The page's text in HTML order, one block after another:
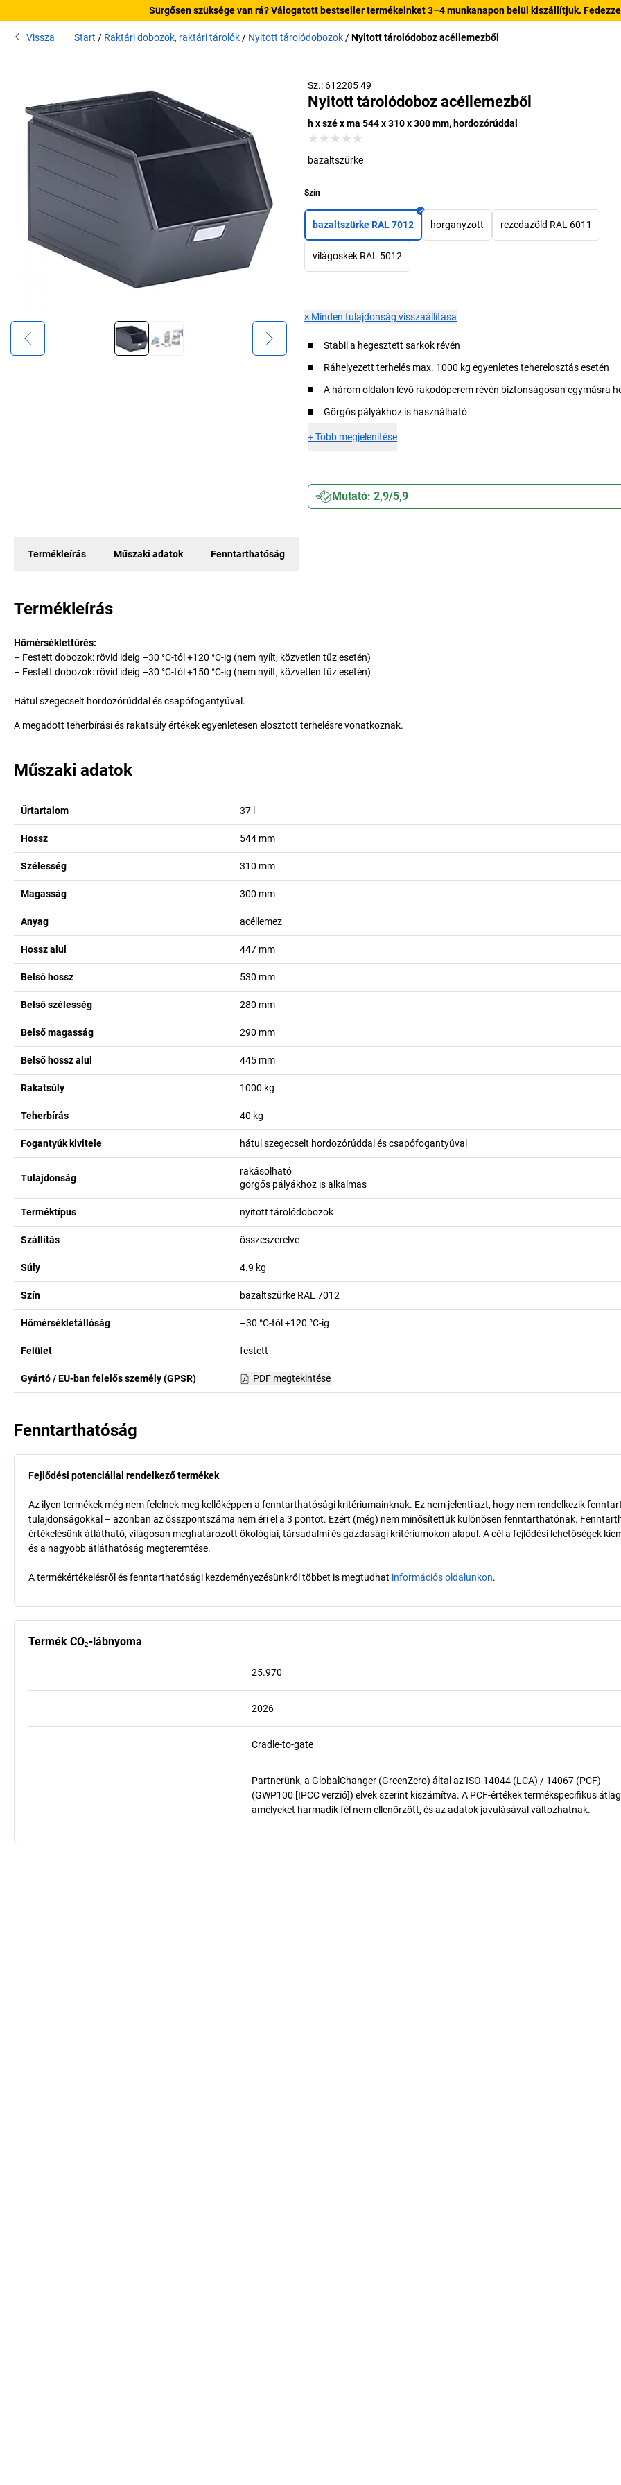
Sürgősen szüksége van rá? Válogatott bestseller termékeinket 3–4 munkanapon belül kiszállítjuk.
Vissza Start Raktári dobozok, raktári tárolók Nyitott tárolódobozok Nyitott tárolódoboz acéllemezből
Sz.: 612285 49
Nyitott tárolódoboz acéllemezből
h x szé x ma 544 x 310 x 300 mm, hordozórúddal
bazaltszürke
Szín
bazaltszürke RAL 7012 horganyzott rezedazöld RAL 6011
világoskék RAL 5012
× Minden tulajdonság visszaállítása
Stabil a hegesztett sarkok révén
Ráhelyezett terhelés max. 1000 kg egyenletes teherelosztás esetén
A három oldalon lévő rakodóperem révén biztonságosan egymásra
Görgős pályákhoz is használható
+Több megjelenítése
Mutató: 2,9/5,9
Termékleírás Műszaki adatok Fenntarthatóság
Termékleírás
Hőmérséklettűrés:
– Festett dobozok: rövid ideig –30 °C-tól +120 °C-ig (nem nyílt, közvetlen tűz esetén)
– Festett dobozok: rövid ideig –30 °C-tól +150 °C-ig (nem nyílt, közvetlen tűz esetén)
Hátul szegecselt hordozórúddal és csapófogantyúval.
A megadott teherbírási és rakatsúly értékek egyenletesen elosztott terhelésre vonatkoznak.
Műszaki adatok
Űrtartalom 37
Hossz 544 mm
Szélesség 310 mm
Magasság 300 mm
Anyag acéllemez
Hossz alul 447 mm
Belső hossz 530 mm
Belső szélesség 280 mm
Belső magasság 290 mm
Belső hossz alul 445 mm
Rakatsúly 1000 kg
Teherbírás 40 kg
Fogantyúk kivitele hátul szegecselt hordozórúddal és csapófogantyúval
Tulajdonság
rakásolható
görgős pályákhoz is alkalmas
Terméktípus nyitott tárolódobozok
Szállítás összeszerelve
Súly 4.9 kg
Szín bazaltszürke RAL 7012
Hőmérsékletállóság –30 °C-tól +120 °C-ig
Felület festett
Gyártó / EU-ban felelős személy (GPSR) PDF megtekintése
Fenntarthatóság
Fejlődési potenciállal rendelkező termékek
Az ilyen termékek még nem felelnek meg kellőképpen a fenntarthatósági kritériumainknak. Ez nem jelenti azt, hogy nem rendelkezik
tulajdonságokkal – azonban az összpontszáma nem éri el a 3 pontot. Ezért (még) nem minősítettük különösen fenntarthatónak.
értékelésünk átlátható, világosan meghatározott ökológiai, társadalmi és gazdasági kritériumokon alapul. A cél a fejlődési lehetőségek
és a nagyobb átláthatóság megteremtése.
A termékértékelésről és fenntarthatósági kezdeményezésünkről többet is megtudhat információs oldalunkon.
Termék CO₂-lábnyoma
25.970
2026
Cradle-to-gate
Partnerünk, a GlobalChanger (GreenZero) által az ISO 14044 (LCA) / 14067 (PCF)
(GWP100 [IPCC verzió]) elvek szerint kiszámítva. A PCF-értékek termékspecifikus
amelyeket harmadik fél nem ellenőrzött, és az adatok javulásával változhatnak.